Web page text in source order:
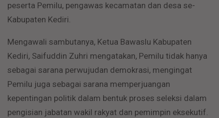
peserta Pemilu, pengawas kecamatan dan desa se-
Kabupaten Kediri.
Mengawali sambutanya, Ketua Bawaslu Kabupaten
Kediri, Saifuddin Zuhri mengatakan, Pemilu tidak hanya
sebagai sarana perwujudan demokrasi, mengingat
Pemilu juga sebagai sarana memperjuangan
kepentingan politik dalam bentuk proses seleksi dalam
pengisian jabatan wakil rakyat dan pemimpin eksekutif.